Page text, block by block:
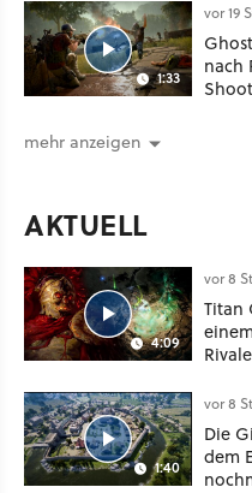
1:33
vor 19
nach
mehr anzeigen
AKTUELL
4:09
vor 8
Titan
Klasse
1:40
vor 8
Die
dem